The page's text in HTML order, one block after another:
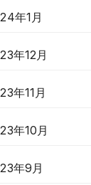
年1月
年12月
年11月
年10月
年9月